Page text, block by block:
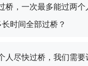
桥，一次最多能过两
时间全部过桥？
人尽快过桥，我们需